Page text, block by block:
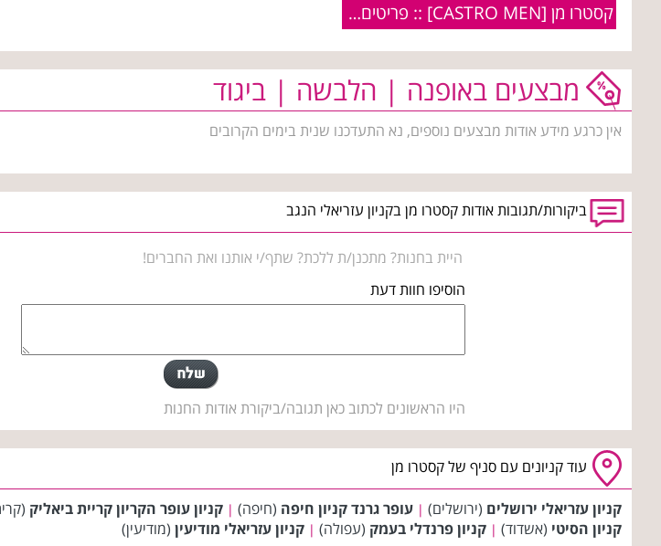
קסטרו מן [CASTRO MEN] :: פריטים מקולקציית חורף 2010
מבצעים באופנה | הלבשה | ביגוד
אין כרגע מידע אודות מבצעים נוספים, נא התעדכנו שנית בימים הקרובים
ביקורות/תגובות אודות קסטרו מן בקניון עזריאלי הנגב
היית בחנות? מתכנן/ת ללכת? שתף/י אותנו ואת החברים!
הוסיפו חוות דעת
היו הראשונים לכתוב כאן תגובה/ביקורת אודות החנות
עוד קניונים עם סניף של קסטרו מן
קניון עזריאלי ירושלים (ירושלים) | עופר גרנד קניון חיפה (חיפה) | קניון עופר הקריון קריית ביאליק
קניון הסיטי (אשדוד) | קניון פרנדלי בעמק (עפולה) | קניון עזריאלי מודיעין (מודיעין)